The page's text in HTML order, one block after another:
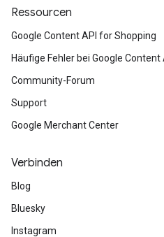
Ressourcen
Google Content API for Shopping
Häufige Fehler bei Google
Community-Forum
Support
Google Merchant Center
Verbinden
Blog
Bluesky
Instagram